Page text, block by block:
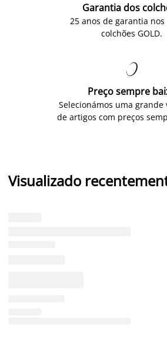
Garantia dos
25 anos de garantia nos
colchões GOLD.

Preço sempre
Selecionámos uma grande
de artigos com preços
Visualizado